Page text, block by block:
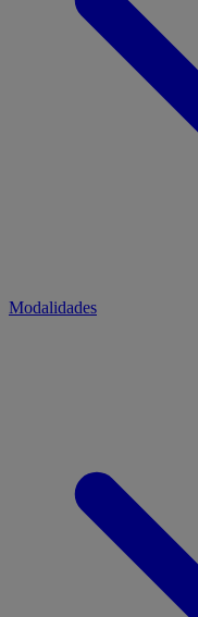
Modalidades